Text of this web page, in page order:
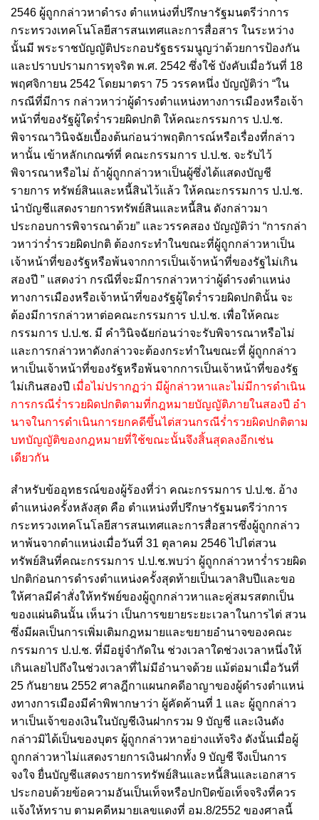
2546 ผู้ถูกกล่าวหาดํารง ตําแหน่งที่ปรึกษารัฐมนตรีว่าการ
กระทรวงเทคโนโลยีสารสนเทศและการสื่อสาร ในระหว่าง
นั้นมี พระราชบัญญัติประกอบรัฐธรรมนูญว่าด้วยการป้องกัน
และปราบปรามการทุจริต พ.ศ. 2542 ซึ่งใช้ บังคับเมื่อวันที่ 18
พฤศจิกายน 2542 โดยมาตรา 75 วรรคหนึ่ง บัญญัติว่า “ใน
กรณีที่มีการ กล่าวหาว่าผู้ดํารงตําแหน่งทางการเมืองหรือเจ้า
หน้าที่ของรัฐผู้ใดร่ำรวยผิดปกติ ให้คณะกรรมการ ป.ป.ช.
พิจารณาวินิจฉัยเบื้องต้นก่อนว่าพฤติการณ์หรือเรื่องที่กล่าว
หานั้น เข้าหลักเกณฑ์ที่ คณะกรรมการ ป.ป.ช. จะรับไว้
พิจารณาหรือไม่ ถ้าผู้ถูกกล่าวหาเป็นผู้ซึ่งได้แสดงบัญชี
รายการ ทรัพย์สินและหนี้สินไว้แล้ว ให้คณะกรรมการ ป.ป.ช.
นําบัญชีแสดงรายการทรัพย์สินและหนี้สิน ดังกล่าวมา
ประกอบการพิจารณาด้วย” และวรรคสอง บัญญัติว่า “การกล่า
วหาว่าร่ำรวยผิดปกติ ต้องกระทําในขณะที่ผู้ถูกกล่าวหาเป็น
เจ้าหน้าที่ของรัฐหรือพ้นจากการเป็นเจ้าหน้าที่ของรัฐไม่เกิน
สองปี ” แสดงว่า กรณีที่จะมีการกล่าวหาว่าผู้ดํารงตําแหน่ง
ทางการเมืองหรือเจ้าหน้าที่ของรัฐผู้ใดร่ำรวยผิดปกตินั้น จะ
ต้องมีการกล่าวหาต่อคณะกรรมการ ป.ป.ช. เพื่อให้คณะ
กรรมการ ป.ป.ช. มี คําวินิจฉัยก่อนว่าจะรับพิจารณาหรือไม่
และการกล่าวหาดังกล่าวจะต้องกระทําในขณะที่ ผู้ถูกกล่าว
หาเป็นเจ้าหน้าที่ของรัฐหรือพ้นจากการเป็นเจ้าหน้าที่ของรัฐ
ไม่เกินสองปี เมื่อไม่ปรากฏว่า มีผู้กล่าวหาและไม่มีการดําเนิน
การกรณีร่ำรวยผิดปกติตามที่กฎหมายบัญญัติภายในสองปี อํา
นาจในการดําเนินการยกคดีขึ้นไต่สวนกรณีร่ำรวยผิดปกติตาม
บทบัญญัติของกฎหมายที่ใช้ขณะนั้นจึงสิ้นสุดลงอีกเช่น
เดียวกัน
สําหรับข้ออุทธรณ์ของผู้ร้องที่ว่า คณะกรรมการ ป.ป.ช. อ้าง
ตําแหน่งครั้งหลังสุด คือ ตําแหน่งที่ปรึกษารัฐมนตรีว่าการ
กระทรวงเทคโนโลยีสารสนเทศและการสื่อสารซึ่งผู้ถูกกล่าว
หาพ้นจากตําแหน่งเมื่อวันที่ 31 ตุลาคม 2546 ไปไต่สวน
ทรัพย์สินที่คณะกรรมการ ป.ป.ช.พบว่า ผู้ถูกกล่าวหาร่ำรวยผิด
ปกติก่อนการดํารงตําแหน่งครั้งสุดท้ายเป็นเวลาสิบปีและขอ
ให้ศาลมีคําสั่งให้ทรัพย์ของผู้ถูกกล่าวหาและคู่สมรสตกเป็น
ของแผ่นดินนั้น เห็นว่า เป็นการขยายระยะเวลาในการไต่ สวน
ซึ่งมีผลเป็นการเพิ่มเติมกฎหมายและขยายอํานาจของคณะ
กรรมการ ป.ป.ช. ที่มีอยู่จํากัดใน ช่วงเวลาใดช่วงเวลาหนึ่งให้
เกินเลยไปถึงในช่วงเวลาที่ไม่มีอํานาจด้วย แม้ต่อมาเมื่อวันที่
25 กันยายน 2552 ศาลฎีกาแผนกคดีอาญาของผู้ดํารงตําแหน่
งทางการเมืองมีคําพิพากษาว่า ผู้คัดค้านที่ 1 และ ผู้ถูกกล่าว
หาเป็นเจ้าของเงินในบัญชีเงินฝากรวม 9 บัญชี และเงินดัง
กล่าวมิได้เป็นของบุตร ผู้ถูกกล่าวหาอย่างแท้จริง ดังนั้นเมื่อผู้
ถูกกล่าวหาไม่แสดงรายการเงินฝากทั้ง 9 บัญชี จึงเป็นการ
จงใจ ยื่นบัญชีแสดงรายการทรัพย์สินและหนี้สินและเอกสาร
ประกอบด้วยข้อความอันเป็นเท็จหรือปกปิดข้อเท็จจริงที่ควร
แจ้งให้ทราบ ตามคดีหมายเลขแดงที่ อม.8/2552 ของศาลนี้